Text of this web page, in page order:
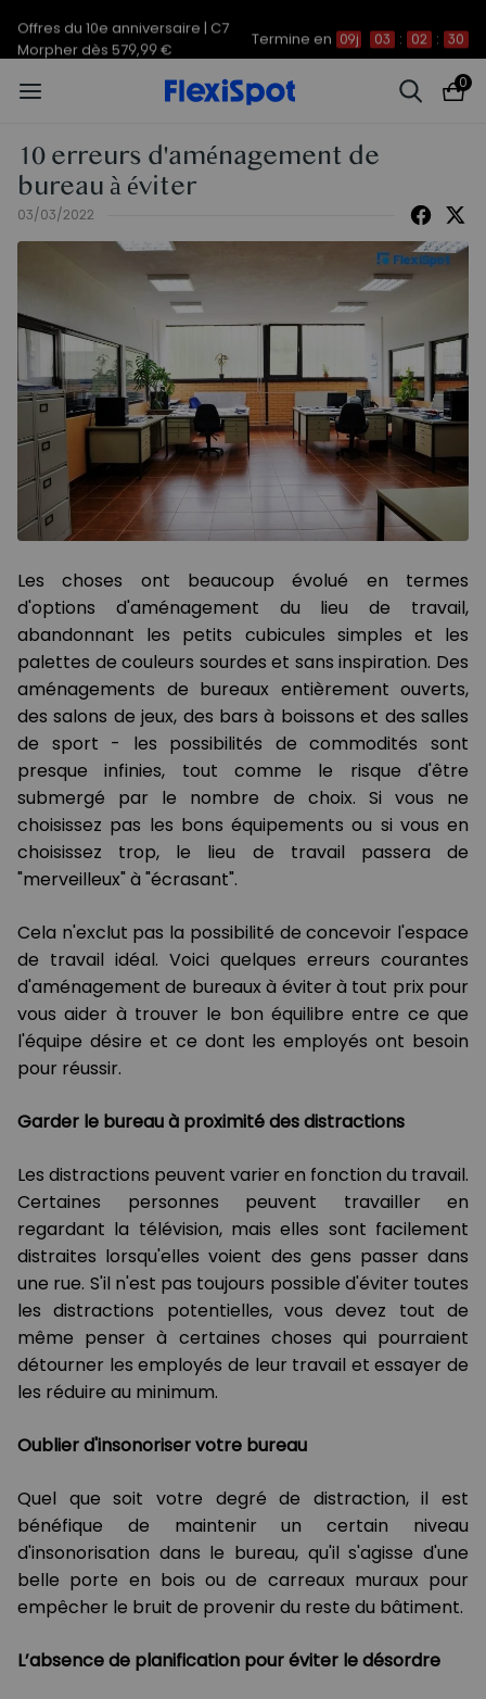
Offres du 10e anniversaire | C7
Morpher dès 579,99 €
Termine en 09j 03 02 30
0
10 erreurs d'aménagement de
bureau à éviter
03/03/2022
Les choses ont beaucoup évolué en termes
d'options d'aménagement du lieu de travail,
abandonnant les petits cubicules simples et les
palettes de couleurs sourdes et sans inspiration. Des
aménagements de bureaux entièrement ouverts,
des salons de jeux, des bars à boissons et des salles
de sport - les possibilités de commodités sont
presque infinies, tout comme le risque d'être
submergé par le nombre de choix. Si vous ne
choisissez pas les bons équipements ou si vous en
choisissez trop, le lieu de travail passera de
"merveilleux" à "écrasant".
Cela n'exclut pas la possibilité de concevoir l'espace
de travail idéal. Voici quelques erreurs courantes
d'aménagement de bureaux à éviter à tout prix pour
vous aider à trouver le bon équilibre entre ce que
l'équipe désire et ce dont les employés ont besoin
pour réussir.
Garder le bureau à proximité des distractions
Les distractions peuvent varier en fonction du travail.
Certaines personnes peuvent travailler en
regardant la télévision, mais elles sont facilement
distraites lorsqu'elles voient des gens passer dans
une rue. S'il n'est pas toujours possible d'éviter toutes
les distractions potentielles, vous devez tout de
même penser à certaines choses qui pourraient
détourner les employés de leur travail et essayer de
les réduire au minimum.
Oublier d'insonoriser votre bureau
Quel que soit votre degré de distraction, il est
bénéfique de maintenir un certain niveau
d'insonorisation dans le bureau, qu'il s'agisse d'une
belle porte en bois ou de carreaux muraux pour
empêcher le bruit de provenir du reste du bâtiment.
L’absence de planification pour éviter le désordre